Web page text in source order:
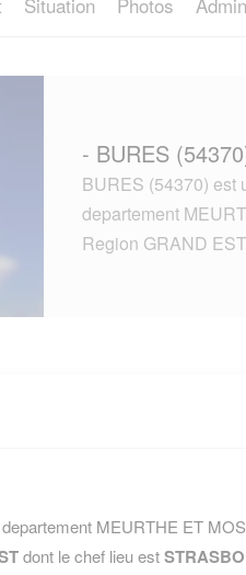
- BURES
BURES (54370) est
departement
Region GRAND
MEURTHE ET
dont le chef lieu est